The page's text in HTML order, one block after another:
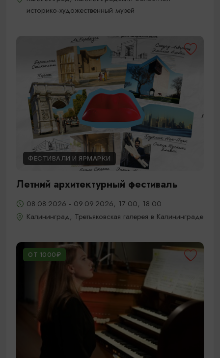
историко-художественный музей
ФЕСТИВАЛИ И ЯРМАРКИ
Летний архитектурный фестиваль
08.08.2026 - 09.09.2026, 17:00, 18:00
Калининград, Третьяковская галерея в Калининграде
ОТ 1000₽